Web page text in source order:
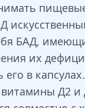
БАД,
их
его в
Д2